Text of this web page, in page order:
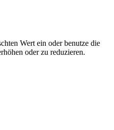
Wert ein oder benutze die
oder zu reduzieren.